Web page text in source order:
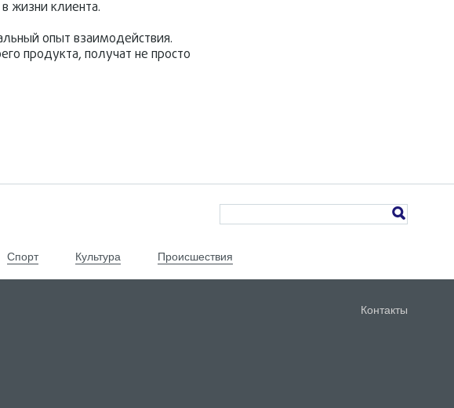
жизни клиента.
опыт взаимодействия.
продукта, получат не просто
Спорт Культура Происшествия
Контакты